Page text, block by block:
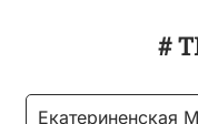
#
Екатериненская